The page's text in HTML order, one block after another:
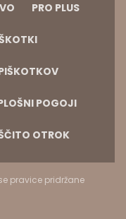
PRO PLUS
POGOJI
OTROK
pravice pridržane